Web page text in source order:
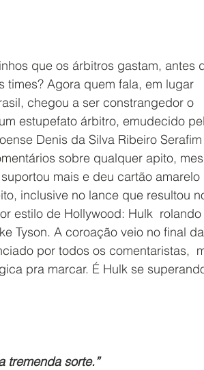
que os árbitros gastam, antes
Agora quem fala, em lugar
chegou a ser constrangedor o
estupefato árbitro, emudecido
Denis da Silva Ribeiro
sobre qualquer apito,
mais e deu cartão amarelo
inclusive no lance que resultou
estilo de Hollywood: Hulk
Tyson. A coroação veio no final da
por todos os comentaristas,
pra marcar. É Hulk se
tremenda sorte.”